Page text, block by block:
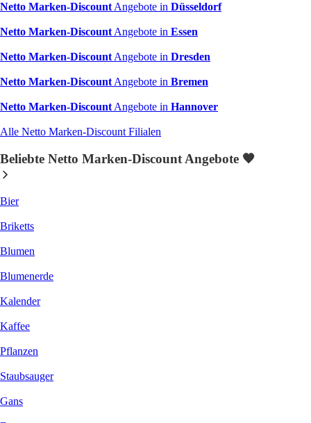
Netto Marken-Discount Angebote in Düsseldorf
Netto Marken-Discount Angebote in Essen
Netto Marken-Discount Angebote in Dresden
Netto Marken-Discount Angebote in Bremen
Netto Marken-Discount Angebote in Hannover
Alle Netto Marken-Discount Filialen
Beliebte Netto Marken-Discount Angebote 🧡
Bier
Briketts
Blumen
Blumenerde
Kalender
Kaffee
Pflanzen
Staubsauger
Gans